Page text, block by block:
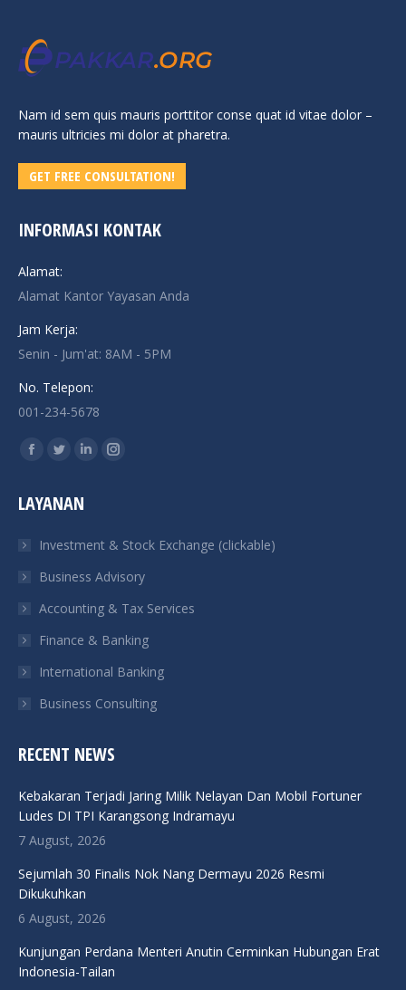
Nam id sem quis mauris porttitor conse quat id vitae dolor –
mauris ultricies mi dolor at pharetra.
GET FREE CONSULTATION!
INFORMASI KONTAK
Alamat:
Alamat Kantor Yayasan Anda
Jam Kerja:
Senin - Jum'at: 8AM - 5PM
No. Telepon:
001-234-5678
Find us on:
Facebook
opens
new
window
Twitter
opens
new
window
Linkedin
new
window
Instagram
new
window
LAYANAN
Investment & Stock Exchange (clickable)
Business Advisory
Accounting & Tax Services
Finance & Banking
International Banking
Business Consulting
RECENT NEWS
Kebakaran Terjadi Jaring Milik Nelayan Dan Mobil Fortuner
Ludes DI TPI Karangsong Indramayu
7 August, 2026
Sejumlah 30 Finalis Nok Nang Dermayu 2026 Resmi
Dikukuhkan
6 August, 2026
Kunjungan Perdana Menteri Anutin Cerminkan Hubungan Erat
Indonesia-Tailan